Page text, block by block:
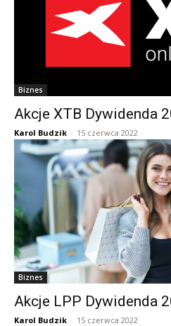
Biznes
Akcje XTB Dywidenda
Karol Budzik - 15 czerwca 2022
Biznes
Akcje LPP Dywidenda
Karol Budzik - 15 czerwca 2022